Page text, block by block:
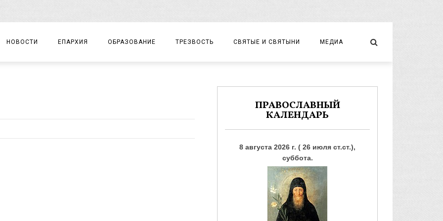
НОВОСТИ ЕПАРХИЯ
ДОКУМЕНТЫ
ЕПАРХИАЛЬНЫЕ ОТДЕЛЫ
ОБРАЗОВАНИЕ
ДЕТСКИЙ ТУРИЗМ
ТРЕЗВОСТЬ
ЗАМЕТКИ
СВЯТЫЕ И СВЯТЫНИ МЕДИА
ФОТО
ПРАВОСЛАВНЫЙ
КАЛЕНДАРЬ
8 августа 2026 г. ( 26 июля ст.ст.),
суббота.